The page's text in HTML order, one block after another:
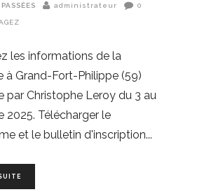
administrateur 0
les informations de la
à Grand-Fort-Philippe (59)
par Christophe Leroy du 3 au
2025. Télécharger le
et le bulletin d'inscription